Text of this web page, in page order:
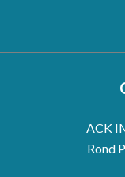
ACK
Rond